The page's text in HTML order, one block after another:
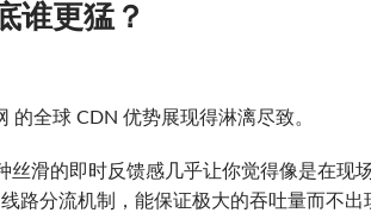
谁更猛？
全球 CDN 优势展现得淋漓尽致。
丝滑的即时反馈感几乎让你觉得像是在现
路分流机制，能保证极大的吞吐量而不出